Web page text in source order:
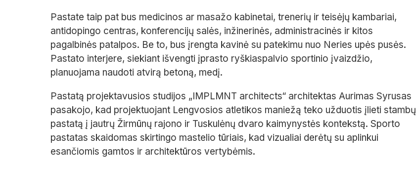
Pastate taip pat bus medicinos ar masažo kabinetai, trenerių ir teisėjų kambariai,
antidopingo centras, konferencijų salės, inžinerinės, administracinės ir kitos
pagalbinės patalpos. Be to, bus įrengta kavinė su patekimu nuo Neries upės pusės.
Pastato interjere, siekiant išvengti įprasto ryškiaspalvio sportinio įvaizdžio,
planuojama naudoti atvirą betoną, medį.
Pastatą projektavusios studijos „IMPLMNT architects“ architektas Aurimas Syrusas
pasakojo, kad projektuojant Lengvosios atletikos maniežą teko užduotis įlieti stambų
pastatą į jautrų Žirmūnų rajono ir Tuskulėnų dvaro kaimynystės kontekstą. Sporto
pastatas skaidomas skirtingo mastelio tūriais, kad vizualiai derėtų su aplinkui
esančiomis gamtos ir architektūros vertybėmis.